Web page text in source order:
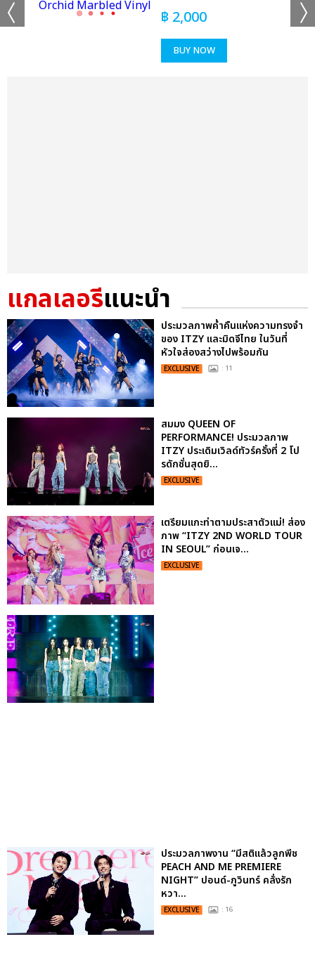
฿ 2,000
BUY NOW
แกลเลอรีแนะนำ
ประมวลภาพค่ำคืนแห่งความทรงจำ
ของ ITZY และมิดจีไทย ในวันที่
หัวใจส่องสว่างไปพร้อมกัน
EXCLUSIVE : 11
สมมง QUEEN OF
PERFORMANCE! ประมวลภาพ
ITZY ประเดิมเวิลด์ทัวร์ครั้งที่ 2 โป
รดักชั่นสุดยิ...
EXCLUSIVE
เตรียมแกะท่าตามประสาตัวแม่! ส่อง
ภาพ “ITZY 2ND WORLD TOUR
IN SEOUL” ก่อนเจ...
EXCLUSIVE
ประมวลภาพงาน “มีสติแล้วลูกพีช
PEACH AND ME PREMIERE
NIGHT” ปอนด์-ภูวินทร์ คลั่งรัก
หวา...
EXCLUSIVE : 16